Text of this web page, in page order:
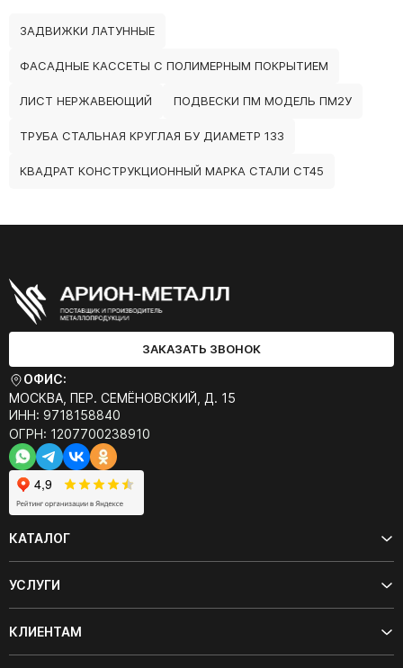
ЗАДВИЖКИ ЛАТУННЫЕ
ФАСАДНЫЕ КАССЕТЫ С ПОЛИМЕРНЫМ ПОКРЫТИЕМ
ЛИСТ НЕРЖАВЕЮЩИЙ ПОДВЕСКИ ПМ МОДЕЛЬ ПМ2У
ТРУБА СТАЛЬНАЯ КРУГЛАЯ БУ ДИАМЕТР 133
КВАДРАТ КОНСТРУКЦИОННЫЙ МАРКА СТАЛИ СТ45
ЗАКАЗАТЬ ЗВОНОК
ОФИС:
МОСКВА, ПЕР. СЕМЁНОВСКИЙ, Д. 15
ИНН: 9718158840
ОГРН: 1207700238910
КАТАЛОГ
УСЛУГИ
КЛИЕНТАМ